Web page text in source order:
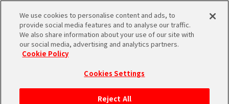
MEN
NEWS
We use cookies to personalise content and ads, to
provide social media features and to analyse our traffic.
We also share information about your use of our site with
our social media, advertising and analytics partners.
Cookie Policy
Cookies Settings
Reject All